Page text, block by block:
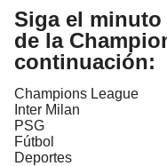
Siga el
de la
continuación:
Champions League
Inter Milan
PSG
Fútbol
Deportes